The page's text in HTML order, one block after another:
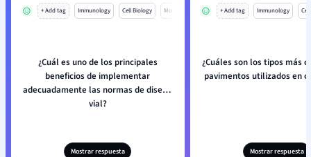
+ Add tag Immunology Cell Biology Mo
¿Cuál es uno de los principales
beneficios de implementar
adecuadamente las normas de diseño
vial?
Mostrar respuesta
+ Add tag Immunology
¿Cuáles son los tipos más
pavimentos utilizados en
Mostrar respuesta